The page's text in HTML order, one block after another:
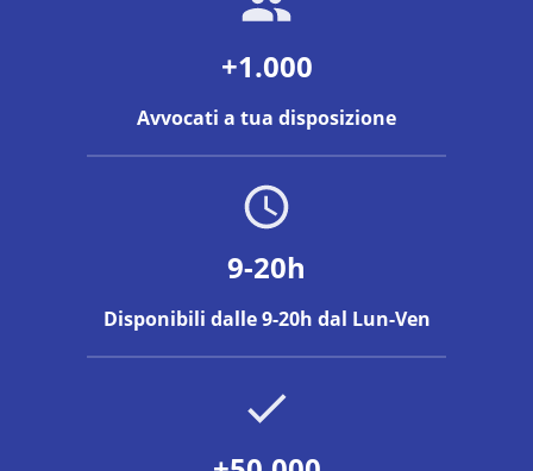
+1.000
Avvocati a tua disposizione
9-20h
Disponibili dalle 9-20h dal Lun-Ven